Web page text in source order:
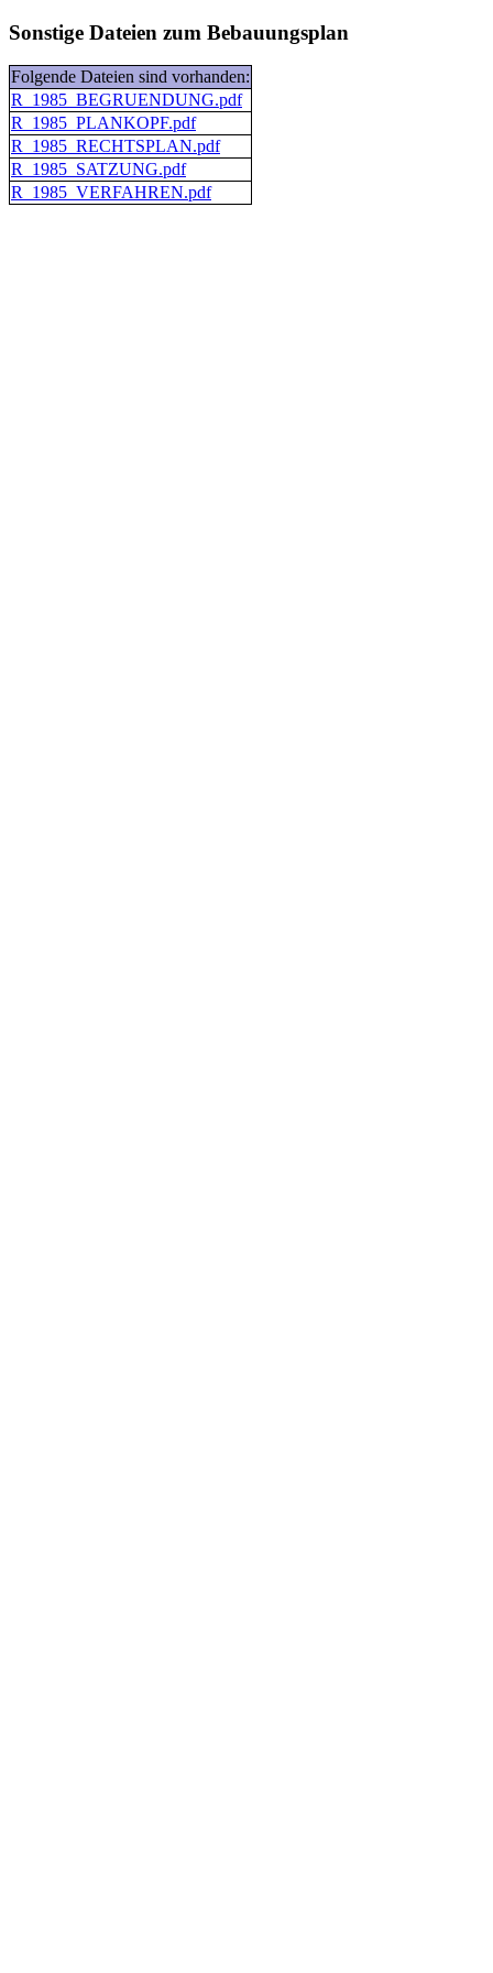
Sonstige Dateien zum Bebauungsplan
Folgende Dateien sind vorhanden:
R_1985_BEGRUENDUNG.pdf
R_1985_PLANKOPF.pdf
R_1985_RECHTSPLAN.pdf
R_1985_SATZUNG.pdf
R_1985_VERFAHREN.pdf